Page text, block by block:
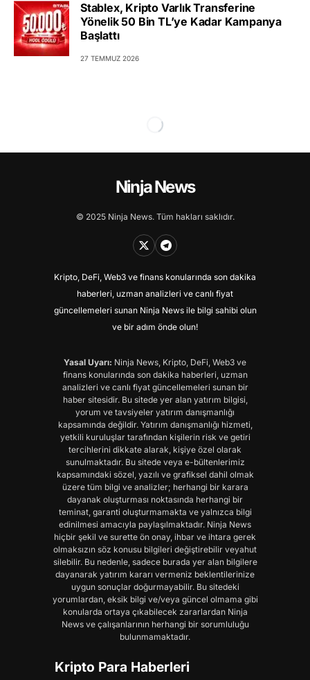
Stablex, Kripto Varlık Transferine
Yönelik 50 Bin TL’ye Kadar Kampanya
Başlattı
27 TEMMUZ 2026
Ninja News
© 2025 Ninja News. Tüm hakları saklıdır.
Kripto, DeFi, Web3 ve finans konularında son dakika
haberleri, uzman analizleri ve canlı fiyat
güncellemeleri sunan Ninja News ile bilgi sahibi olun
ve bir adım önde olun!
Yasal Uyarı: Ninja News, Kripto, DeFi, Web3 ve
finans konularında son dakika haberleri, uzman
analizleri ve canlı fiyat güncellemeleri sunan bir
haber sitesidir. Bu sitede yer alan yatırım bilgisi,
yorum ve tavsiyeler yatırım danışmanlığı
kapsamında değildir. Yatırım danışmanlığı hizmeti,
yetkili kuruluşlar tarafından kişilerin risk ve getiri
tercihlerini dikkate alarak, kişiye özel olarak
sunulmaktadır. Bu sitede veya e-bültenlerimiz
kapsamındaki sözel, yazılı ve grafiksel dahil olmak
üzere tüm bilgi ve analizler; herhangi bir karara
dayanak oluşturması noktasında herhangi bir
teminat, garanti oluşturmamakta ve yalnızca bilgi
edinilmesi amacıyla paylaşılmaktadır. Ninja News
hiçbir şekil ve surette ön onay, ihbar ve ihtara gerek
olmaksızın söz konusu bilgileri değiştirebilir veyahut
silebilir. Bu nedenle, sadece burada yer alan bilgilere
dayanarak yatırım kararı vermeniz beklentilerinize
uygun sonuçlar doğurmayabilir. Bu sitedeki
yorumlardan, eksik bilgi ve/veya güncel olmama gibi
konularda ortaya çıkabilecek zararlardan Ninja
News ve çalışanlarının herhangi bir sorumluluğu
bulunmamaktadır.
Kripto Para Haberleri